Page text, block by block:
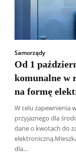
Samorządy
Od 1
komunalne w
na formę
W celu zapewnienia
przyjaznego dla
dane o kwotach do
dla...
Wszyscy